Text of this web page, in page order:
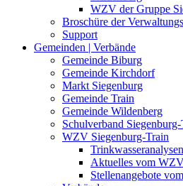
WZV der Gruppe
Broschüre der
Support
Gemeinden | Verbände
Gemeinde Biburg
Gemeinde Kirchdorf
Markt Siegenburg
Gemeinde Train
Gemeinde Wildenberg
Schulverband
WZV Siegenburg-Train
Trinkwasseranalysen
Aktuelles vom
Stellenangebote